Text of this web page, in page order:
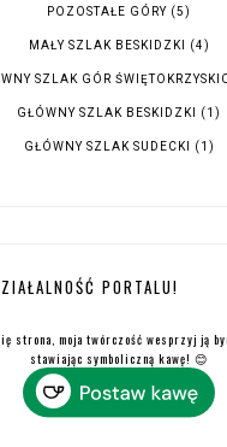
POZOSTAŁE GÓRY (5)
MAŁY SZLAK BESKIDZKI (4)
SZLAK GÓR
GŁÓWNY SZLAK BESKIDZKI (1)
GŁÓWNY SZLAK SUDECKI (1)
PORTALU!
strona, moja twórczość wesprzyj ją
stawiając symboliczną kawę! 😊